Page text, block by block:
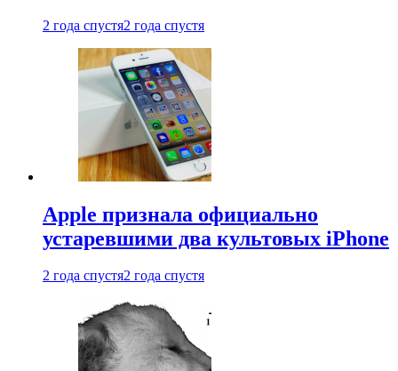
2 года спустя2 года спустя
Apple признала официально
устаревшими два культовых iPhone
2 года спустя2 года спустя